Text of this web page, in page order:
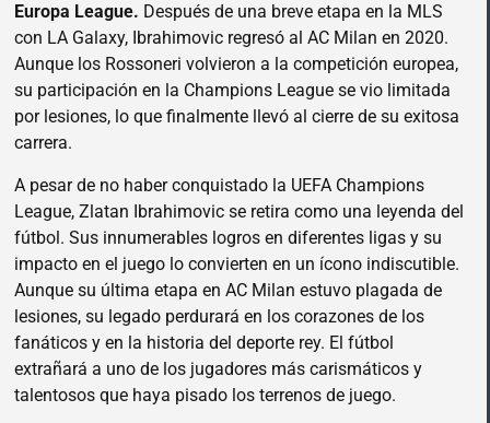
Europa League. Después de una breve etapa en la MLS
con LA Galaxy, Ibrahimovic regresó al AC Milan en 2020.
Aunque los Rossoneri volvieron a la competición europea,
su participación en la Champions League se vio limitada
por lesiones, lo que finalmente llevó al cierre de su exitosa
carrera.
A pesar de no haber conquistado la UEFA Champions
League, Zlatan Ibrahimovic se retira como una leyenda del
fútbol. Sus innumerables logros en diferentes ligas y su
impacto en el juego lo convierten en un ícono indiscutible.
Aunque su última etapa en AC Milan estuvo plagada de
lesiones, su legado perdurará en los corazones de los
fanáticos y en la historia del deporte rey. El fútbol
extrañará a uno de los jugadores más carismáticos y
talentosos que haya pisado los terrenos de juego.